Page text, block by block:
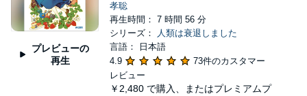
プレビューの
再生
孝聡
再生時間： 7 時間 56 分
シリーズ：
人類は衰退しました
言語： 日本語
4.9
73件のカスタマー
レビュー
￥2,480 で購入、またはプレミアムプ